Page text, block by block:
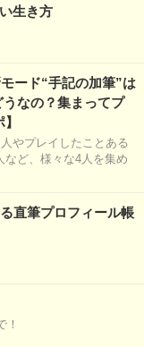
生き方
ード“手記の加筆”は
なの？集まってプ
やプレイしたことある
など、様々な4人を集め
直筆プロフィール帳
！